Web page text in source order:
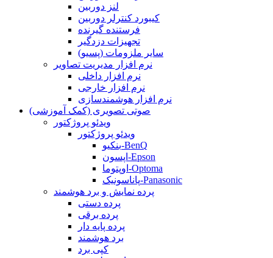
لنز دوربین
کیبورد کنترلر دوربین
فرستنده گیرنده
تجهیزات دزدگیر
سایر ملزومات (پسیو)
نرم افزار مدیریت تصاویر
نرم افزار داخلی
نرم افزار خارجی
نرم افزار هوشمندسازی
صوتی تصویری (کمک آموزشی)
ویدئو پروژکتور
ویدئو پروژکتور
بنکیو-BenQ
اپسون-Epson
اوپتوما-Optoma
پاناسونیک-Panasonic
پرده نمایش و برد هوشمند
پرده دستی
پرده برقی
پرده پایه دار
برد هوشمند
کپی برد